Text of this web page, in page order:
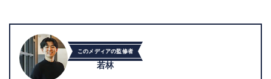
このメディアの監修者
若林